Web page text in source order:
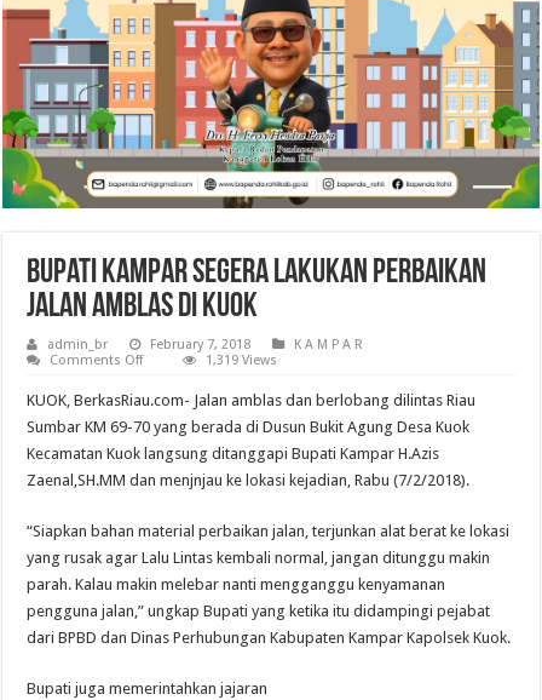
Bupati Kampar Segera Lakukan Perbaikan
Jalan Amblas di Kuok
admin_br February 7, 2018
K A M P A R
Comments Offon
Segera
Lakukan
Perbaikan
Jalan
di
1,319 Views
KUOK, BerkasRiau.com- Jalan amblas dan berlobang dilintas Riau
Sumbar KM 69-70 yang berada di Dusun Bukit Agung Desa Kuok
Kecamatan Kuok langsung ditanggapi Bupati Kampar H.Azis
Zaenal,SH.MM dan menjnjau ke lokasi kejadian, Rabu (7/2/2018).
“Siapkan bahan material perbaikan jalan, terjunkan alat berat ke lokasi
yang rusak agar Lalu Lintas kembali normal, jangan ditunggu makin
parah. Kalau makin melebar nanti mengganggu kenyamanan
pengguna jalan,” ungkap Bupati yang ketika itu didampingi pejabat
dari BPBD dan Dinas Perhubungan Kabupaten Kampar Kapolsek Kuok.
Bupati juga memerintahkan jajaran